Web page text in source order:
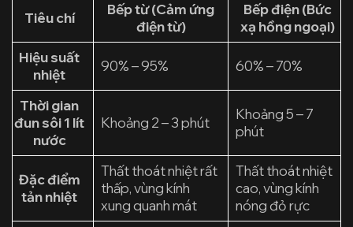
Tiêu chí
Bếp từ (Cảm ứng
điện từ)
Bếp điện (Bức
xạ hồng ngoại)
Hiệu suất
nhiệt
90% – 95% 60% – 70%
Thời gian
đun sôi 1 lít
nước
Khoảng 2 – 3 phút
Khoảng 5 – 7
phút
Đặc điểm
tản nhiệt
Thất thoát nhiệt rất
thấp, vùng kính
xung quanh mát
Thất thoát nhiệt
cao, vùng kính
nóng đỏ rực